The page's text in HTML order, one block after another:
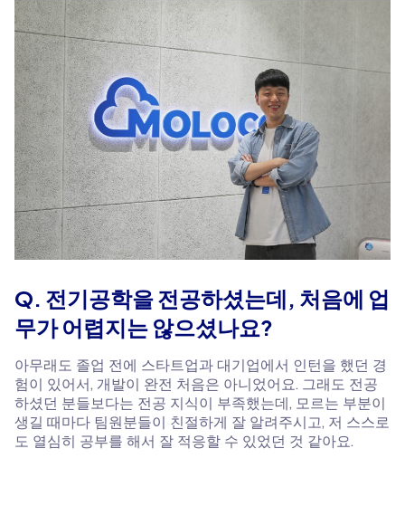
Q. 전기공학을 전공하셨는데, 처음에 업
무가 어렵지는 않으셨나요?
아무래도 졸업 전에 스타트업과 대기업에서 인턴을 했던 경
험이 있어서, 개발이 완전 처음은 아니었어요. 그래도 전공
하셨던 분들보다는 전공 지식이 부족했는데, 모르는 부분이
생길 때마다 팀원분들이 친절하게 잘 알려주시고, 저 스스로
도 열심히 공부를 해서 잘 적응할 수 있었던 것 같아요.